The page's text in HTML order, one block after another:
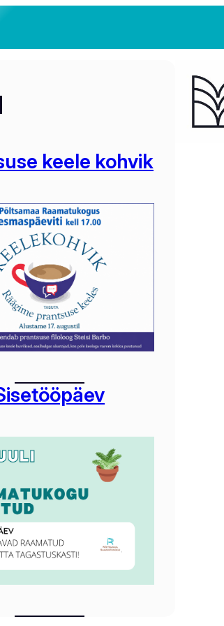
keele kohvik